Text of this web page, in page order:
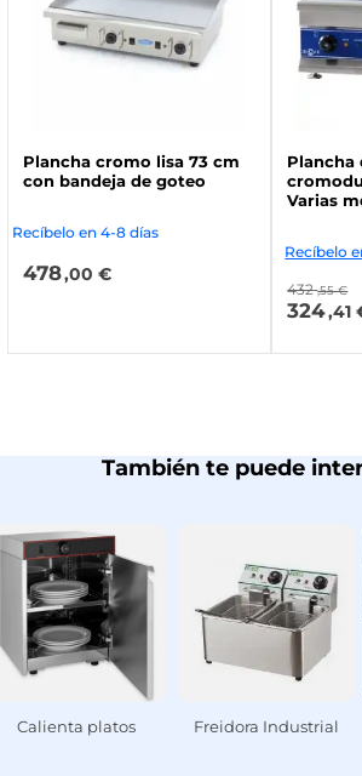
Plancha cromo lisa 73 cm
con bandeja de goteo
Recíbelo en 4-8 días
478,00 €
Plancha
Varias
Recíbelo
432 ,55 €
324,41
También te puede
Calienta platos Freidora Industrial